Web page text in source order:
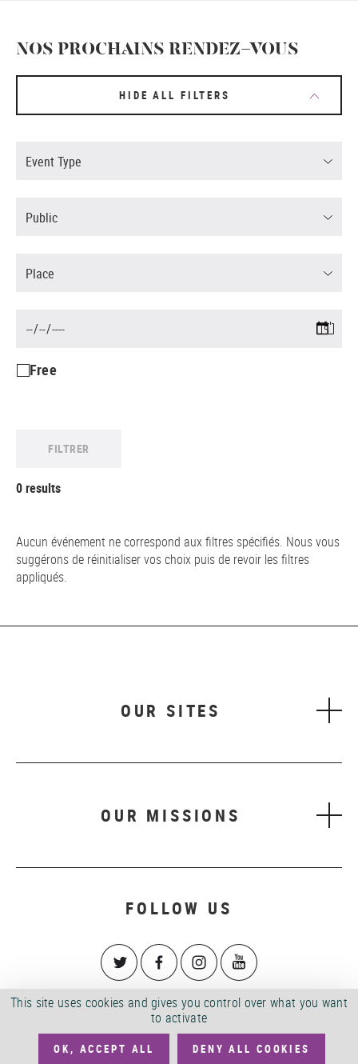
NOS PROCHAINS RENDEZ-VOUS
HIDE ALL FILTERS
Event Type
Public
Place
Free
FILTRER
0 results
Aucun événement ne correspond aux filtres spécifiés. Nous vous
suggérons de réinitialiser vos choix puis de revoir les filtres
appliqués.
OUR SITES
OUR MISSIONS
FOLLOW US
This site uses cookies and gives you control over what you want
to activate
OK, ACCEPT ALL DENY ALL COOKIES